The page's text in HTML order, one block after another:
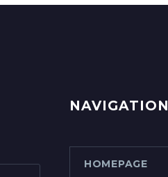
NAVIGATION
HOMEPAGE